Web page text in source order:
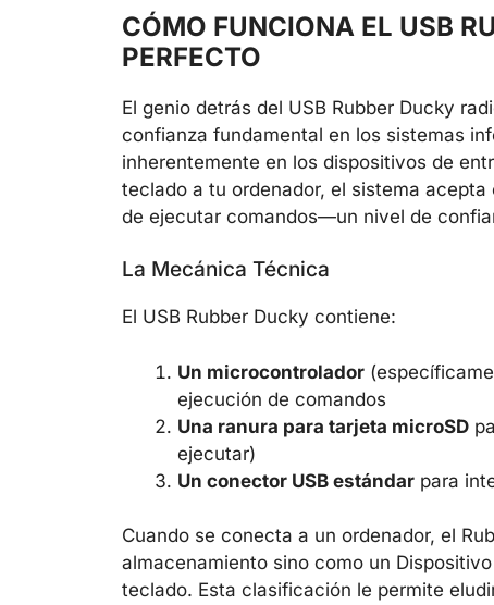
CÓMO FUNCIONA EL USB
PERFECTO
El genio detrás del USB Rubber Ducky
confianza fundamental en los sistemas
inherentemente en los dispositivos de
teclado a tu ordenador, el sistema
de ejecutar comandos—un nivel de
La Mecánica Técnica
El USB Rubber Ducky contiene:
Un microcontrolador
ejecución de comandos
Una ranura para tarjeta microSD
ejecutar)
Un conector USB estándar para
Cuando se conecta a un ordenador, el
almacenamiento sino como un
teclado. Esta clasificación le permite